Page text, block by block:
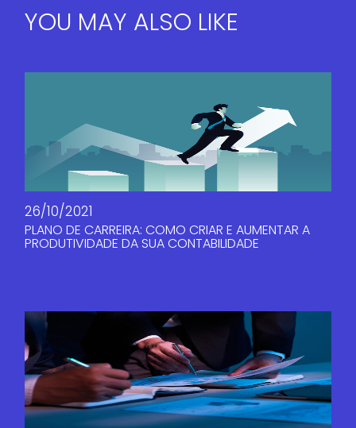
YOU MAY ALSO LIKE
26/10/2021
PLANO DE CARREIRA: COMO CRIAR E AUMENTAR A
PRODUTIVIDADE DA SUA CONTABILIDADE